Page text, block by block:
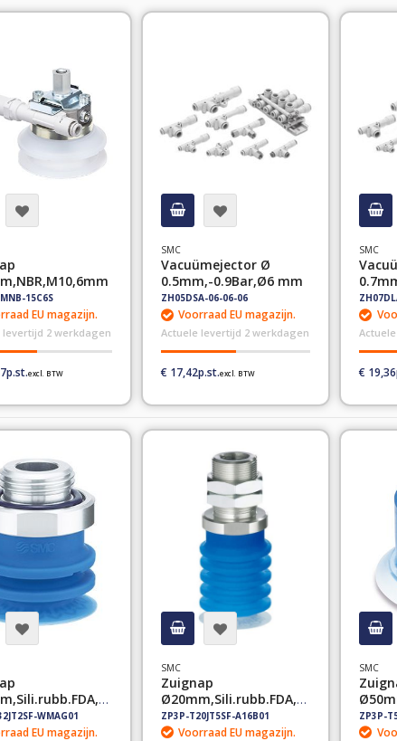
hoog
15C6S
EU magazijn.
levertijd 2 werkdagen
SMC
Vacuümejector Ø
0.5mm,-0.9Bar,Ø6 mm
ZH05DSA-06-06-06
Voorraad EU magazijn.
Actuele levertijd 2 werkdagen
€ 17,42
SMC
€ 19,36
WMAG01
EU magazijn.
SMC
Zuignap
Ø20mm,Sili.rubb.FDA,R
C1/8",5.5
ZP3P-T20JT5SF-A16B01
Voorraad EU magazijn.
SMC
1/4"
ZP3P-